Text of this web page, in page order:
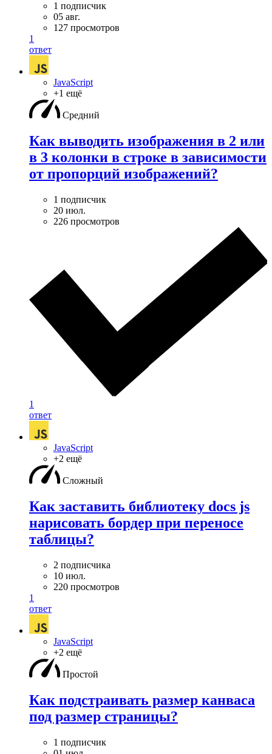
1 подписчик
05 авг.
127 просмотров
1
ответ
JavaScript
+1 ещё
Средний
Как выводить изображения в 2 или
в 3 колонки в строке в зависимости
от пропорций изображений?
1 подписчик
20 июл.
226 просмотров
1
ответ
JavaScript
+2 ещё
Сложный
Как заставить библиотеку docs js
нарисовать бордер при переносе
таблицы?
2 подписчика
10 июл.
220 просмотров
1
ответ
JavaScript
+2 ещё
Простой
Как подстраивать размер канваса
под размер страницы?
1 подписчик